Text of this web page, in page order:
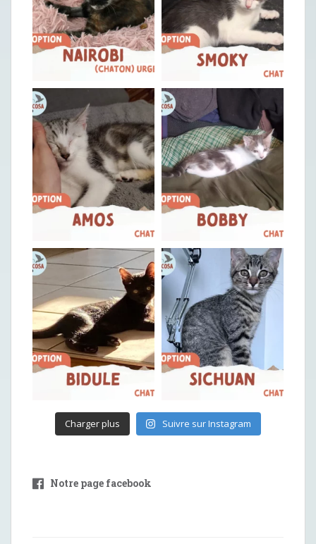
Charger plus Suivre sur Instagram
Notre page facebook